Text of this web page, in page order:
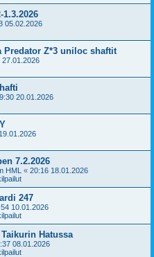
1.3.2026
05.02.2026
Predator Z*3 uniloc shaftit
27.01.2026
20.01.2026
7.2.2026
HML « 20:16 18.01.2026
247
10.01.2026
Hatussa
08.01.2026